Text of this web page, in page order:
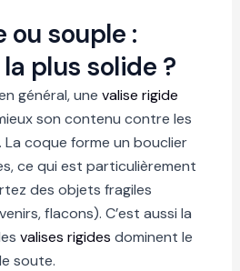
ou souple :
plus solide ?
général, une valise rigide
son contenu contre les
coque forme un bouclier
ce qui est particulièrement
des objets fragiles
flacons). C’est aussi la
valises rigides dominent le
soute.